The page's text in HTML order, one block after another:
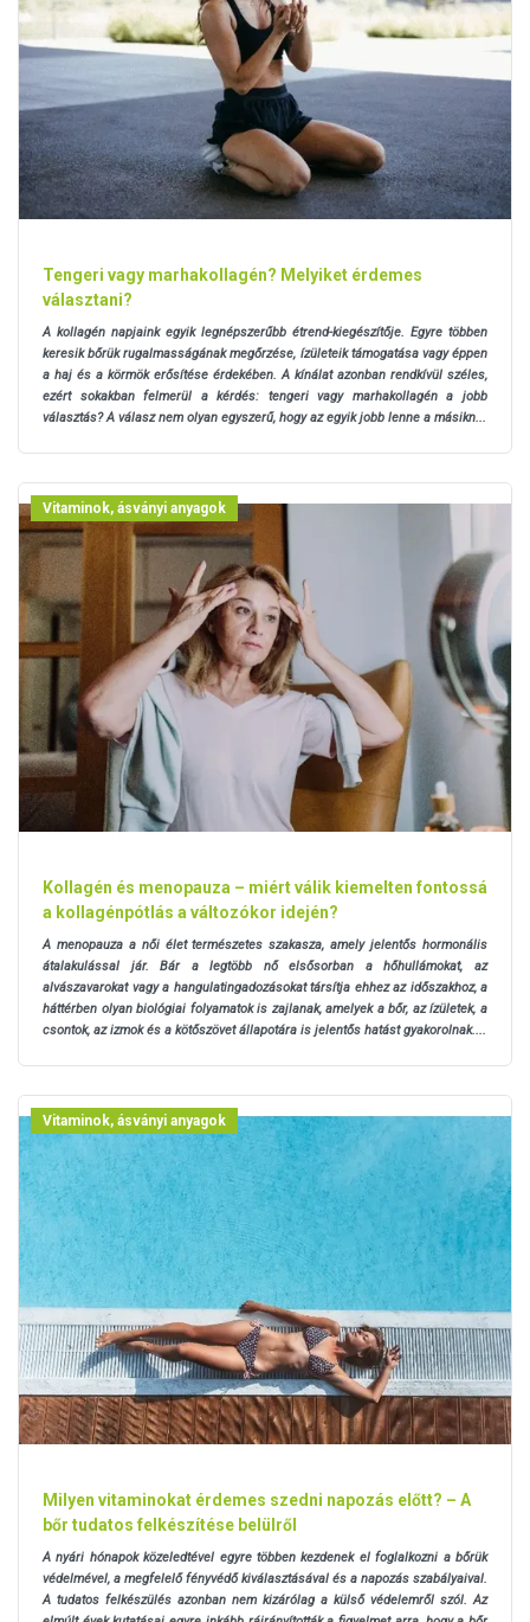
Tengeri vagy marhakollagén? Melyiket érdemes
választani?
A kollagén napjaink egyik legnépszerűbb étrend-kiegészítője. Egyre többen
keresik bőrük rugalmasságának megőrzése, ízületeik támogatása vagy éppen
a haj és a körmök erősítése érdekében. A kínálat azonban rendkívül széles,
ezért sokakban felmerül a kérdés: tengeri vagy marhakollagén a jobb
választás? A válasz nem olyan egyszerű, hogy az egyik jobb lenne a másikn...
Vitaminok, ásványi anyagok
Kollagén és menopauza – miért válik kiemelten fontossá
a kollagénpótlás a változókor idején?
A menopauza a női élet természetes szakasza, amely jelentős hormonális
átalakulással jár. Bár a legtöbb nő elsősorban a hőhullámokat, az
alvászavarokat vagy a hangulatingadozásokat társítja ehhez az időszakhoz, a
háttérben olyan biológiai folyamatok is zajlanak, amelyek a bőr, az ízületek, a
csontok, az izmok és a kötőszövet állapotára is jelentős hatást gyakorolnak....
Vitaminok, ásványi anyagok
Milyen vitaminokat érdemes szedni napozás előtt? – A
bőr tudatos felkészítése belülről
A nyári hónapok közeledtével egyre többen kezdenek el foglalkozni a bőrük
védelmével, a megfelelő fényvédő kiválasztásával és a napozás szabályaival.
A tudatos felkészülés azonban nem kizárólag a külső védelemről szól. Az